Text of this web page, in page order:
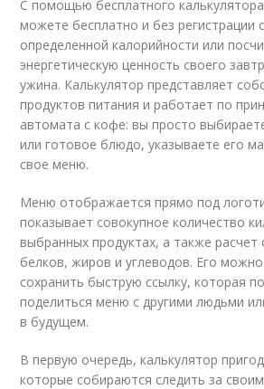
С помощью бесплатного
можете бесплатно и без регистрации
определенной калорийности или
энергетическую ценность своего
ужина. Калькулятор представляет
продуктов питания и работает по
автомата с кофе: вы просто
или готовое блюдо, указываете его
свое меню.
Меню отображается прямо под
показывает совокупное количество
выбранных продуктах, а также расчет
белков, жиров и углеводов. Его
сохранить быструю ссылку, которая
поделиться меню с другими людьми
в будущем.
В первую очередь, калькулятор
которые собираются следить за